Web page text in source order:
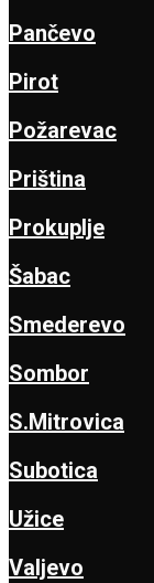
Pančevo
Pirot
Požarevac
Priština
Prokuplje
Šabac
Smederevo
Sombor
S.Mitrovica
Subotica
Užice
Valjevo